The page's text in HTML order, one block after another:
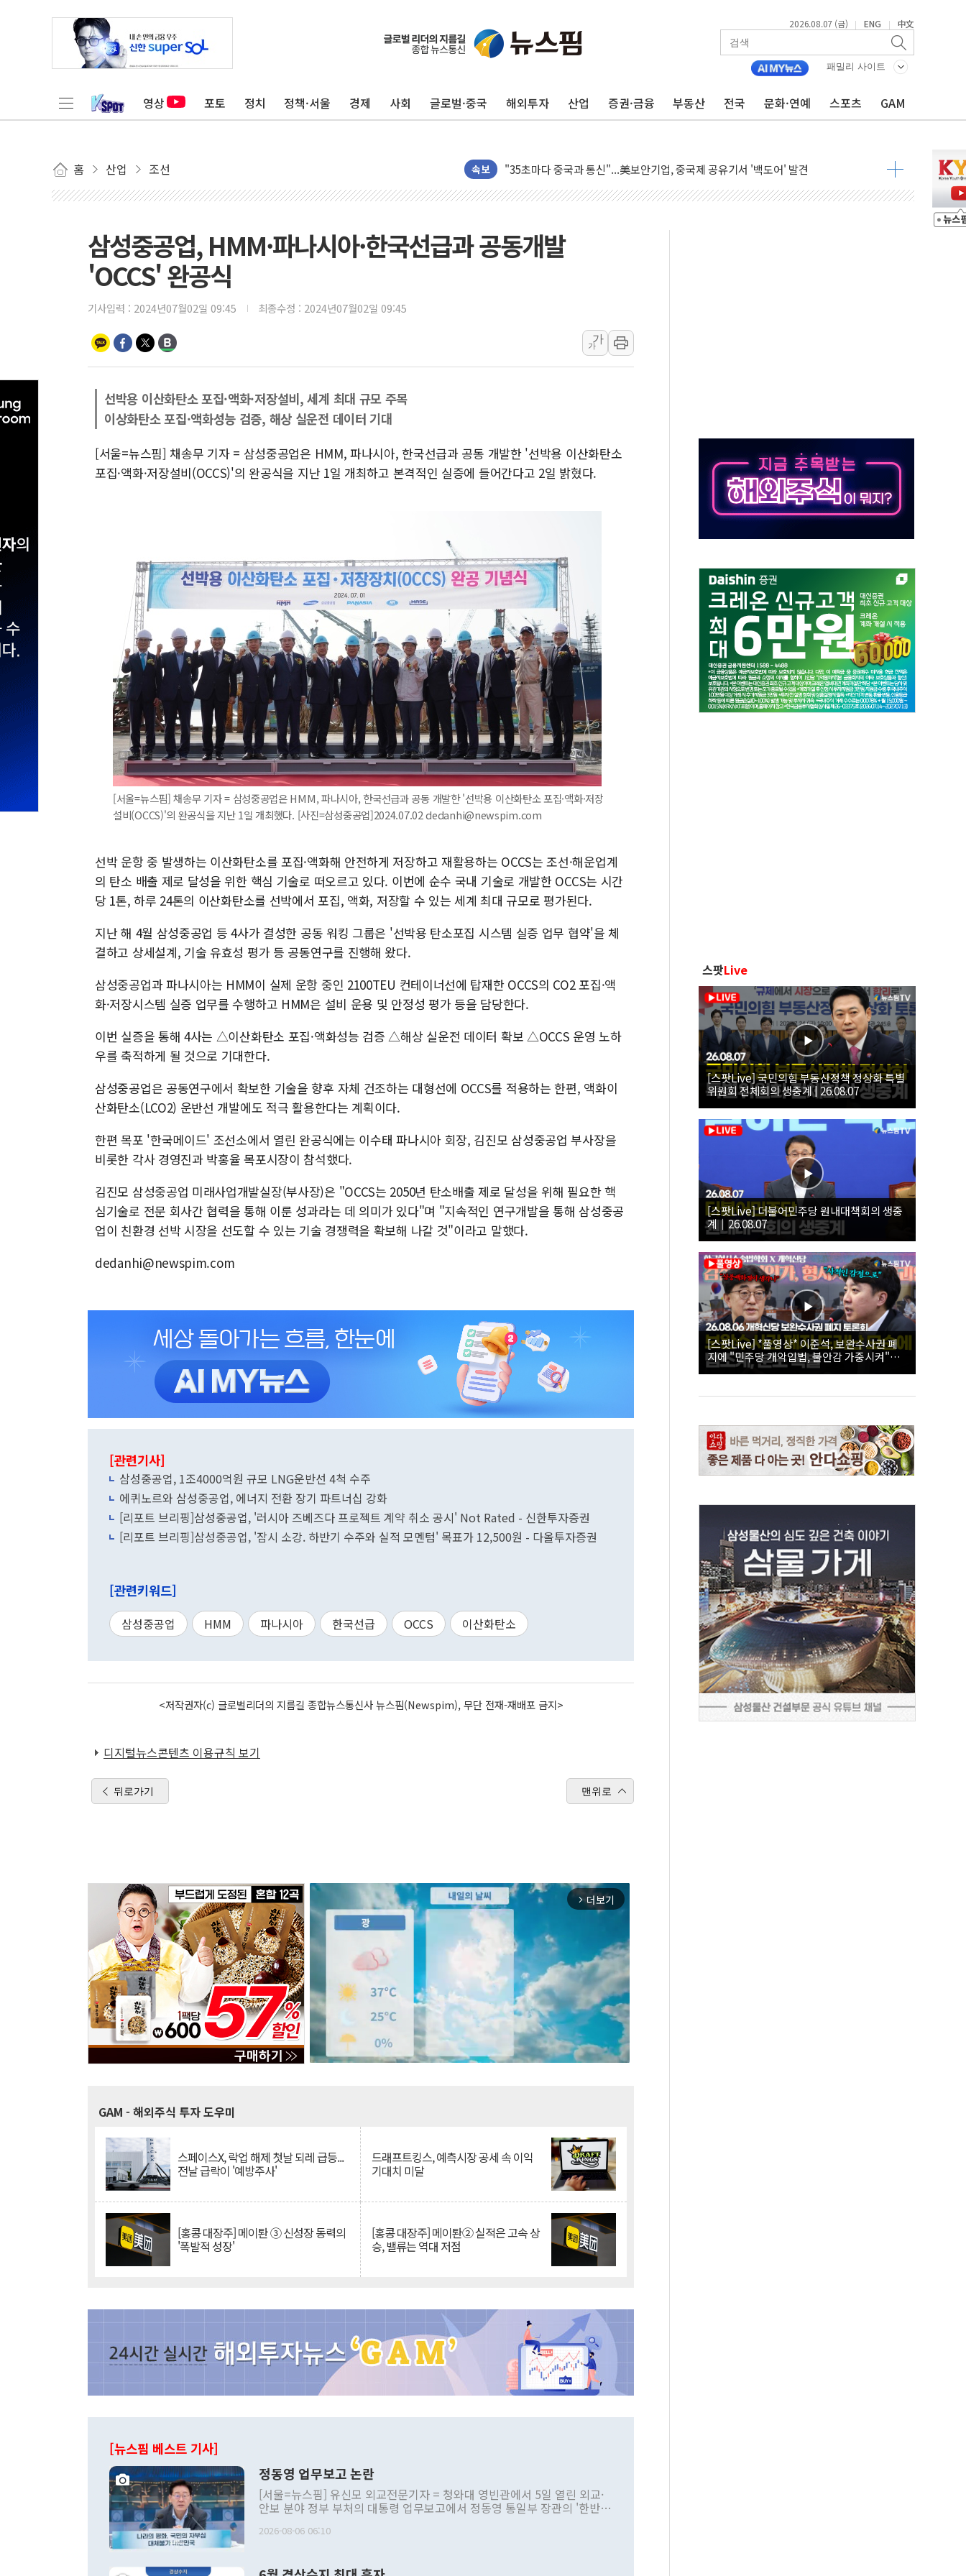
2026.08.07 (금) | ENG | 中文
패밀리 사이트
영상 포토 정치 정책·서울 경제 사회 글로벌·중국 해외투자 산업 증권·금융 부동산 전국 문화·연예 스포츠 GAM
홈 산업 조선 속보
지방공기업 경영평가, 서울농수산식품공사 등 20곳 '최우수'...인천환경공단 등 '부진'
"35초마다 중국과 통신"...美보안기업, 중국제 공유기서 '백도어' 발견
한병도 "막말 정치를 좌시하지 않겠다"
AIA그룹, 12년 연속 MDRT 회원 수 세계 1위…국내 회원 34% 증가
[컨콜] 네이버, 멤버십 연계 배송 혜택 강화...새벽 배송 도입 예정
와이즈버즈, 상반기 매출 245억원…순이익 흑자 전환
배준영 의원 "거주 사용 형태에 따른 중과세는 과세 원칙 어긋나"
롯데쇼핑, 백화점이 이끈 반등...2분기 영업이익 121% 급증
합수본, '투표율 조작 의혹' 서울·경기·충북 선관위 등 추가 압수수색
교원그룹 펫 프렌들리 호텔 '키녹', 30일 2주년 기념 행사
벤처업계 "정부 세제개편안 환영...RSU 세제지원 긍정 검토되길"
최영근 한국전광 대표, ESG경영대상 환경부분 최우수상 수상
삼성중공업, HMM·파나시아·한국선급과 공동개발
'OCCS' 완공식
기사입력 : 2024년07월02일 09:45 최종수정 : 2024년07월02일 09:45
가
가
선박용 이산화탄소 포집·액화·저장설비, 세계 최대 규모 주목
이상화탄소 포집·액화성능 검증, 해상 실운전 데이터 기대
[서울=뉴스핌] 채송무 기자 = 삼성중공업은 HMM, 파나시아, 한국선급과 공동 개발한 '선박용 이산화탄소
포집·액화·저장설비(OCCS)'의 완공식을 지난 1일 개최하고 본격적인 실증에 들어간다고 2일 밝혔다.
[서울=뉴스핌] 채송무 기자 = 삼성중공업은 HMM, 파나시아, 한국선급과 공동 개발한 '선박용 이산화탄소 포집·액화·저장
설비(OCCS)'의 완공식을 지난 1일 개최했다. [사진=삼성중공업]2024.07.02 dedanhi@newspim.com
선박 운항 중 발생하는 이산화탄소를 포집·액화해 안전하게 저장하고 재활용하는 OCCS는 조선·해운업계
의 탄소 배출 제로 달성을 위한 핵심 기술로 떠오르고 있다. 이번에 순수 국내 기술로 개발한 OCCS는 시간
당 1톤, 하루 24톤의 이산화탄소를 선박에서 포집, 액화, 저장할 수 있는 세계 최대 규모로 평가된다.
지난 해 4월 삼성중공업 등 4사가 결성한 공동 워킹 그룹은 '선박용 탄소포집 시스템 실증 업무 협약'을 체
결하고 상세설계, 기술 유효성 평가 등 공동연구를 진행해 왔다.
삼성중공업과 파나시아는 HMM이 실제 운항 중인 2100TEU 컨테이너선에 탑재한 OCCS의 CO2 포집·액
화·저장시스템 실증 업무를 수행하고 HMM은 설비 운용 및 안정성 평가 등을 담당한다.
이번 실증을 통해 4사는 △이산화탄소 포집·액화성능 검증 △해상 실운전 데이터 확보 △OCCS 운영 노하
우를 축적하게 될 것으로 기대한다.
삼성중공업은 공동연구에서 확보한 기술을 향후 자체 건조하는 대형선에 OCCS를 적용하는 한편, 액화이
산화탄소(LCO2) 운반선 개발에도 적극 활용한다는 계획이다.
한편 목포 '한국메이드' 조선소에서 열린 완공식에는 이수태 파나시아 회장, 김진모 삼성중공업 부사장을
비롯한 각사 경영진과 박홍율 목포시장이 참석했다.
김진모 삼성중공업 미래사업개발실장(부사장)은 "OCCS는 2050년 탄소배출 제로 달성을 위해 필요한 핵
심기술로 전문 회사간 협력을 통해 이룬 성과라는 데 의미가 있다"며 "지속적인 연구개발을 통해 삼성중공
업이 친환경 선박 시장을 선도할 수 있는 기술 경쟁력을 확보해 나갈 것"이라고 말했다.
dedanhi@newspim.com
[관련기사]
삼성중공업, 1조4000억원 규모 LNG운반선 4척 수주
에퀴노르와 삼성중공업, 에너지 전환 장기 파트너십 강화
[리포트 브리핑]삼성중공업, '러시아 즈베즈다 프로젝트 계약 취소 공시' Not Rated - 신한투자증권
[리포트 브리핑]삼성중공업, '잠시 소강. 하반기 수주와 실적 모멘텀' 목표가 12,500원 - 다올투자증권
[관련키워드]
삼성중공업 HMM 파나시아 한국선급 OCCS 이산화탄소
<저작권자(c) 글로벌리더의 지름길 종합뉴스통신사 뉴스핌(Newspim), 무단 전재-재배포 금지>
디지털뉴스콘텐츠 이용규칙 보기
뒤로가기 맨위로
arrow_forward_ios 더보기
GAM - 해외주식 투자 도우미
스페이스X, 락업 해제 첫날 되레 급등...
전날 급락이 '예방주사'
드래프트킹스, 예측시장 공세 속 이익
기대치 미달
[홍콩 대장주] 메이퇀 ③ 신성장 동력의
'폭발적 성장'
[홍콩 대장주] 메이퇀② 실적은 고속 상
승, 밸류는 역대 저점
[뉴스핌 베스트 기사]
정동영 업무보고 논란
[서울=뉴스핌] 유신모 외교전문기자 = 청와대 영빈관에서 5일 열린 외교·
안보 분야 정부 부처의 대통령 업무보고에서 정동영 통일부 장관의 '한반도
발언 중에는 정부 내 조율을 거치지 않은 사안을 정책으로 추진하겠다고 공
2026-08-06 06:10
스팟Live
[스팟Live] 국민의힘 부동산정책 정상화 특별
위원회 전체회의 생중계 | 26.08.07
[스팟Live] 더불어민주당 원내대책회의 생중
계｜26.08.07
[스팟Live] *풀영상* 이준석, 보완수사권 폐
지에 "민주당 개악입법, 불안감 가중시켜"｜
26.08.06 개혁신당 보완수사권 폐지 토론회